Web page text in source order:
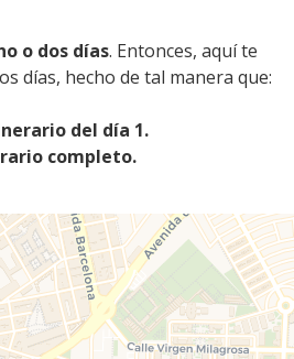
o dos días. Entonces, aquí te
días, hecho de tal manera que:
del día 1.
completo.